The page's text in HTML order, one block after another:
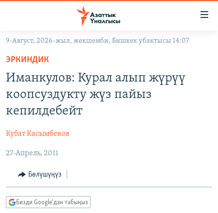
Навигацияга
өтүңүз
Издөөгө
салыңызКЫРГЫЗСТАН
УКРАИНА
ТВ ПРОГРАММАЛАР
БҮГҮН АЗАТТЫКТА
ЭКСПЕРТТЕР ТАЛДАЙТ
ДАНИСТЕ
ПОДКАСТ
ӨЗГӨЧӨ ПИКИР
Русский
9-Август, 2026-жыл, жекшемби, Бишкек убактысы 14:07
ЭРКИНДИК
Иманкулов: Курал алып жүрүү
коопсуздукту жүз пайыз
кепилдебейт
Кубат Касымбеков
27-Апрель, 2011
Бөлүшүңүз
Бизди Google'дан табыңыз